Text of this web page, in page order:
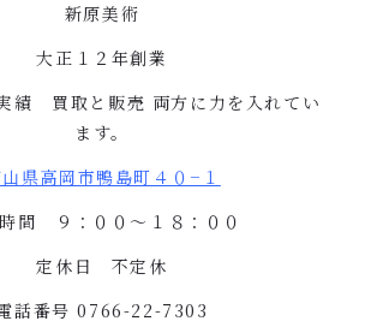
新原美術
大正１２年創業
績 買取と販売 両方に力を入れてい
ます。
県高岡市鴨島町４０ − １
間 ９：００〜１８：００
定休日 不定休
話番号 0766-22-7303